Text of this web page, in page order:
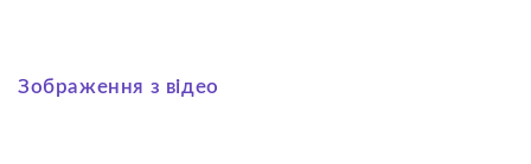
Зображення з відео